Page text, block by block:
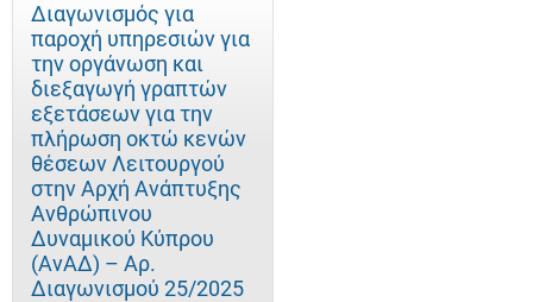
Διαγωνισμός για
παροχή υπηρεσιών για
την οργάνωση και
διεξαγωγή γραπτών
εξετάσεων για την
πλήρωση οκτώ κενών
θέσεων Λειτουργού
στην Αρχή Ανάπτυξης
Ανθρώπινου
Δυναμικού Κύπρου
(ΑνΑΔ) – Αρ.
Διαγωνισμού 25/2025